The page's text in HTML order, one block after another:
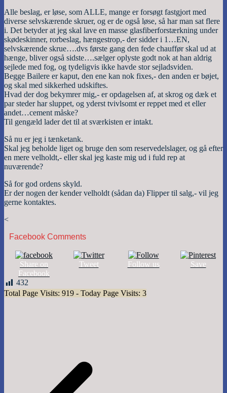
Alle beslag, er løse, som ALLE, mange er forsøgt fastgjort med
diverse selvskærende skruer, og er de også løse, så har man sat flere
i. Det betyder at jeg skal lave en masse glasfiberforstærkning under
skødeskinner, rorbeslag, hængestrop,- der sidder i 1…EN,
selvskærende skrue….dvs første gang den fede chauffør skal ud at
hænge, bliver også sidste….sælger oplyste godt nok at han aldrig
sejlede med fog, og tydeligvis ikke havde stor sejladsviden.
Begge Bailere er kaput, den ene kan nok fixes,- den anden er bøjet,
og skal med sikkerhed udskiftes.
Hvad der dog bekymrer mig,- er opdagelsen af, at skrog og dæk et
par steder har sluppet, og yderst tvivlsomt er reppet med et eller
andet…cement måske?
Til gengæld lader det til at sværkisten er intakt.
Så nu er jeg i tænketank.
Skal jeg beholde liget og bruge den som reservedelslager, og gå efter
en mere velholdt,- eller skal jeg kaste mig ud i fuld rep at
nuværende?
Så for god ordens skyld.
Er der nogen der kender velholdt (sådan da) Flipper til salg,- vil jeg
gerne kontaktes.
<
Facebook Comments
Share on
Facebook
Tweet Follow us Save
432
Total Page Visits: 919 - Today Page Visits: 3